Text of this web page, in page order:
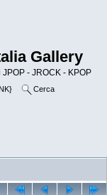
Gallery
- JROCK - KPOP
Cerca